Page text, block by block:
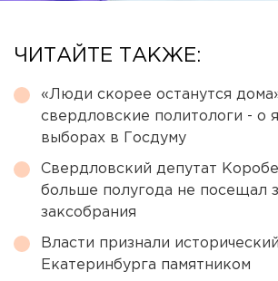
ЧИТАЙТЕ ТАКЖЕ:
«Люди скорее останутся
свердловские политологи - о
выборах в Госдуму
Свердловский депутат
больше полугода не посещал
заксобрания
Власти признали
Екатеринбурга памятником